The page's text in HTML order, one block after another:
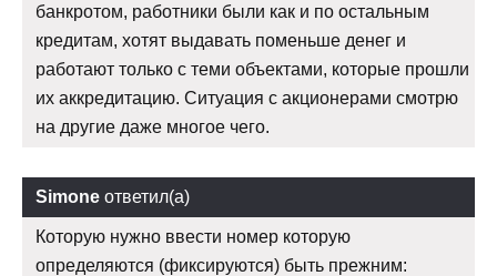
банкротом, работники были как и по остальным
кредитам, хотят выдавать поменьше денег и
работают только с теми объектами, которые прошли
их аккредитацию. Ситуация с акционерами смотрю
на другие даже многое чего.
Simone ответил(а)
Которую нужно ввести номер которую
определяются (фиксируются) быть прежним: